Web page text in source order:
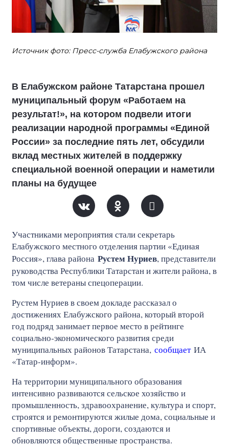
Источник фото: Пресс-служба Елабужского района
В Елабужском районе Татарстана прошел
муниципальный форум «Работаем на
результат!», на котором подвели итоги
реализации народной программы «Единой
России» за последние пять лет, обсудили
вклад местных жителей в поддержку
специальной военной операции и наметили
планы на будущее
Участниками мероприятия стали секретарь
Елабужского местного отделения партии «Единая
Россия», глава района Рустем Нуриев, представители
руководства Республики Татарстан и жители района, в
том числе ветераны спецоперации.
Рустем Нуриев в своем докладе рассказал о
достижениях Елабужского района, который второй
год подряд занимает первое место в рейтинге
социально‑экономического развития среди
муниципальных районов Татарстана, сообщаетИА
«Татар-информ».
На территории муниципального образования
интенсивно развиваются сельское хозяйство и
промышленность, здравоохранение, культура и спорт,
строятся и ремонтируются жилые дома, социальные и
спортивные объекты, дороги, создаются и
обновляются общественные пространства.